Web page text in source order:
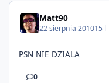
Matt90
22 sierpnia 201015 l
PSN NIE DZIALA
0